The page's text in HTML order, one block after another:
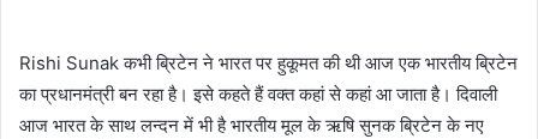
Rishi Sunak कभी ब्रिटेन ने भारत पर हुकूमत की थी आज एक भारतीय ब्रिटेन
का प्रधानमंत्री बन रहा है। इसे कहते हैं वक्त कहां से कहां आ जाता है। दिवाली
आज भारत के साथ लन्दन में भी है भारतीय मूल के ऋषि सुनक ब्रिटेन के नए